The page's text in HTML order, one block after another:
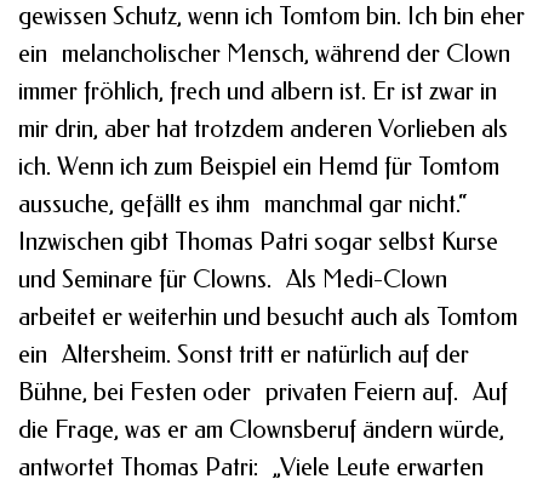
gewissen Schutz, wenn ich Tomtom bin. Ich bin eher
ein melancholischer Mensch, während der Clown
immer fröhlich, frech und albern ist. Er ist zwar in
mir drin, aber hat trotzdem anderen Vorlieben als
ich. Wenn ich zum Beispiel ein Hemd für Tomtom
aussuche, gefällt es ihm manchmal gar nicht.“
Inzwischen gibt Thomas Patri sogar selbst Kurse
und Seminare für Clowns. Als Medi-Clown
arbeitet er weiterhin und besucht auch als Tomtom
ein Altersheim. Sonst tritt er natürlich auf der
Bühne, bei Festen oder privaten Feiern auf. Auf
die Frage, was er am Clownsberuf ändern würde,
antwortet Thomas Patri: „Viele Leute erwarten